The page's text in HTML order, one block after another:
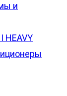
и
HEAVY